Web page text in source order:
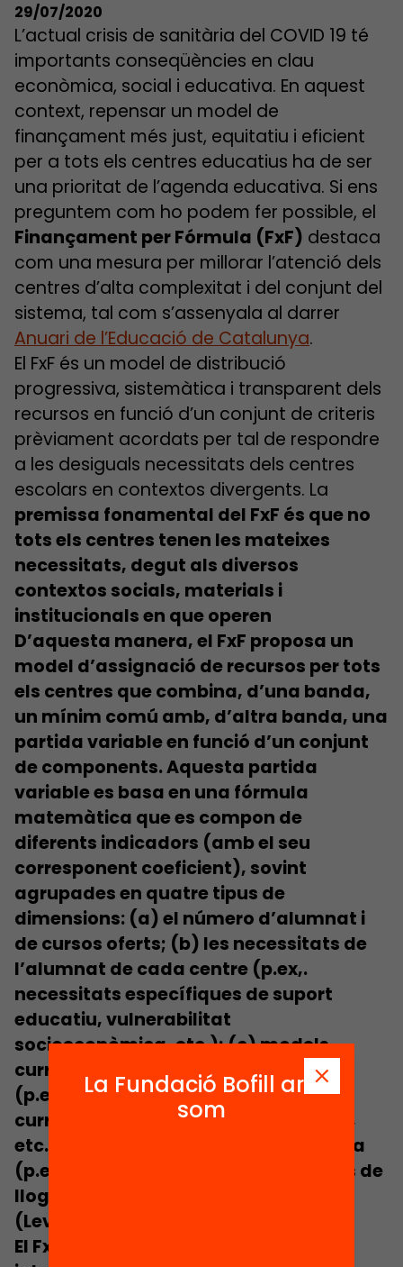
29/07/2020
L’actual crisis de sanitària del COVID 19 té
importants conseqüències en clau
econòmica, social i educativa. En aquest
context, repensar un model de
finançament més just, equitatiu i eficient
per a tots els centres educatius ha de ser
una prioritat de l’agenda educativa. Si ens
preguntem com ho podem fer possible, el
Finançament per Fórmula (FxF) destaca
com una mesura per millorar l’atenció dels
centres d’alta complexitat i del conjunt del
sistema, tal com s’assenyala al darrer
Anuari de l’Educació de Catalunya.
El FxF és un model de distribució
progressiva, sistemàtica i transparent dels
recursos en funció d’un conjunt de criteris
prèviament acordats per tal de respondre
a les desiguals necessitats dels centres
escolars en contextos divergents. La
premissa fonamental del FxF és que no
tots els centres tenen les mateixes
necessitats, degut als diversos
contextos socials, materials i
institucionals en que operen
D’aquesta manera, el FxF proposa un
model d’assignació de recursos per tots
els centres quecombina, d’una banda,
un mínim comú amb, d’altra banda, una
partida variable en funció d’un conjunt
de components. Aquesta partida
variable es basa en una fórmula
matemàtica que es compon de
diferents indicadors (amb el seu
corresponent coeficient), sovint
agrupades en quatre tipus de
dimensions: (a) el número d’alumnat i
de cursos oferts; (b) les necessitats de
l’alumnat de cada centre (p.ex,.
necessitats específiques de suport
educatiu, vulnerabilitat
socioeconòmica, etc.); (c) models
curriculars o pedagògics específics
(p.ex., programes de diversificació
curricular, de reforç, aules d’acollida,
etc.); i (d) característiques de l’escola
(p.ex., escoles rurals, costs específics de
lloguer i d’infraestructura, etc.)
(Levačić, 2007; Fazekas 2012).
El FxF és un model especialment
La Fundació Bofill ara
som